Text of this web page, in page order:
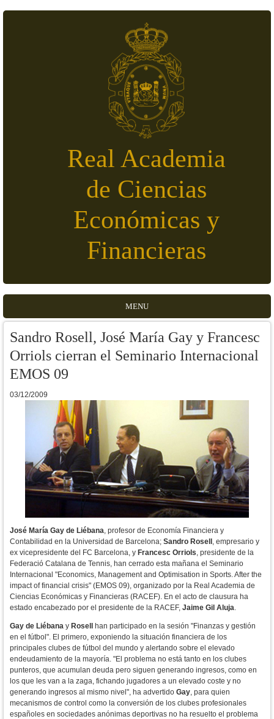
Real Academia
de Ciencias
Económicas y
Financieras
MENU
Sandro Rosell, José María Gay y Francesc
Orriols cierran el Seminario Internacional
EMOS 09
03/12/2009
José María Gay de Liébana, profesor de Economía Financiera y
Contabilidad en la Universidad de Barcelona; Sandro Rosell , empresario y
ex vicepresidente del FC Barcelona, y Francesc Orriols, presidente de la
Federació Catalana de Tennis, han cerrado esta mañana el Seminario
Internacional "Economics, Management and Optimisation in Sports. After the
impact of financial crisis" (EMOS 09), organizado por la Real Academia de
Ciencias Económicas y Financieras (RACEF). En el acto de clausura ha
estado encabezado por el presidente de la RACEF, Jaime Gil Aluja.
Gay de Liébana y Rosell
han participado en la sesión "Finanzas y gestión
en el fútbol". El primero, exponiendo la situación financiera de los
principales clubes de fútbol del mundo y alertando sobre el elevado
endeudamiento de la mayoría. "El problema no está tanto en los clubes
punteros, que acumulan deuda pero siguen generando ingresos, como en
los que les van a la zaga, fichando jugadores a un elevado coste y no
generando ingresos al mismo nivel", ha advertido Gay, para quien
mecanismos de control como la conversión de los clubes profesionales
españoles en sociedades anónimas deportivas no ha resuelto el problema